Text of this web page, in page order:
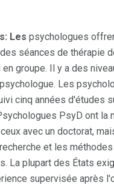
Les psychologues
séances de thérapie
groupe. Il y a des
Les
cinq années d'études
PsyD ont la
avec un doctorat,
et les méthodes
La plupart des États
supervisée après